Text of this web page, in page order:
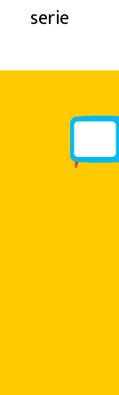
serie